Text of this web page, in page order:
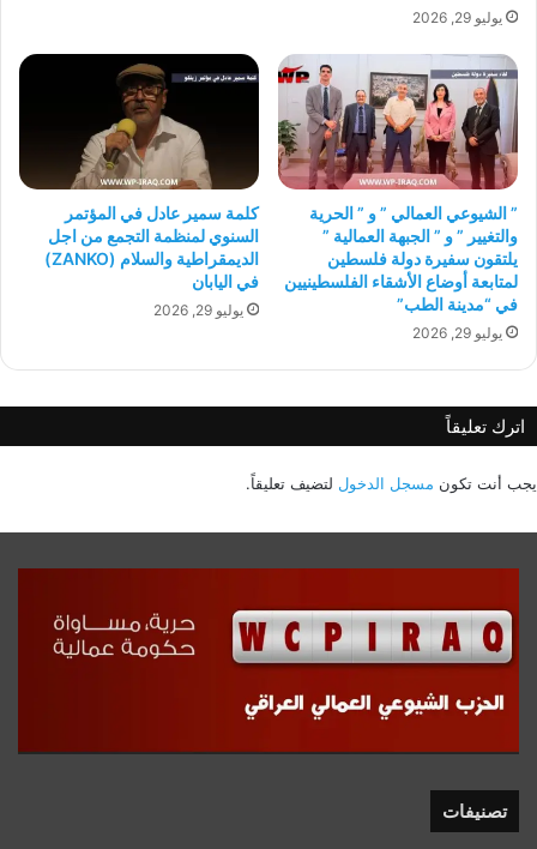
يوليو 29, 2026
” الشيوعي العمالي ” و ” الحرية
والتغيير ” و ” الجبهة العمالية ”
يلتقون سفيرة دولة فلسطين
لمتابعة أوضاع الأشقاء الفلسطينيين
في “مدينة الطب”
يوليو 29, 2026
كلمة سمير عادل في المؤتمر
السنوي لمنظمة التجمع من اجل
الديمقراطية والسلام (ZANKO)
في اليابان
يوليو 29, 2026
اترك تعليقاً
يجب أنت تكون مسجل الدخول لتضيف تعليقاً.
تصنيفات